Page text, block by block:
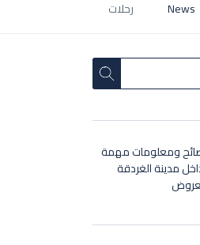
News رحلات
ومعلومات مهمة
مدينة الغردقة